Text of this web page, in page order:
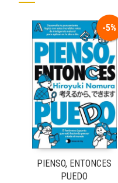
-5%
PIENSO, ENTONCES
PUEDO